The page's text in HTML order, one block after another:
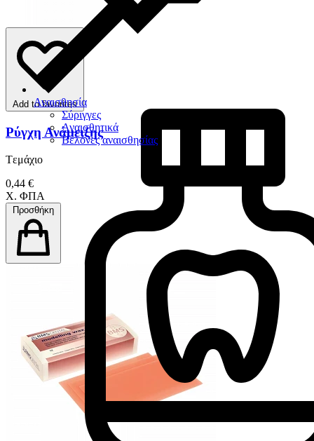
Αναισθησία
Σύριγγες
Αναισθητικά
Βελόνες αναισθησίας
Add to favorites
Ρύγχη Ανάμειξης
Tεμάχιο
0,44 €
Χ. ΦΠΑ
Προσθήκη